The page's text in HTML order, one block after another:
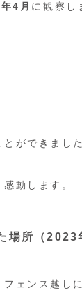
4月 に観察し
ができました
動します。
場所（2023
ェンス越し